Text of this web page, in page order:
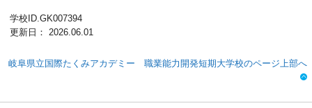
学校ID.GK007394
更新日： 2026.06.01
岐阜県立国際たくみアカデミー 職業能力開発短期大学校のページ上部へ